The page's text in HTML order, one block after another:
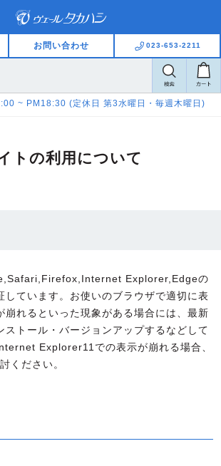
お問い合わせ 023-653-2211
~ PM18:30 (定休日 第3水曜日・毎週木曜日)
トの利用について
Explorer,Edgeの
しています。お使いのブラウザで適切に表
崩れるといった現象がある場合には、最新
ストール・バージョンアップするなどして
Explorer11での表示が崩れる場合、
ください。